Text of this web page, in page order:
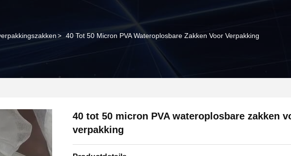
> 40 Tot 50 Micron PVA Wateroplosbare Zakken Voor Verpakking
40 tot 50 micron PVA wateroplosbare zakken
verpakking